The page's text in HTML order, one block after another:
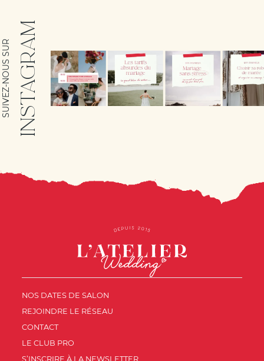
INSTAGRAM
SUIVEZ-NOUS SUR
NOS DATES DE SALON
REJOINDRE LE RÉSEAU
CONTACT
LE CLUB PRO
S’INSCRIRE À LA NEWSLETTER